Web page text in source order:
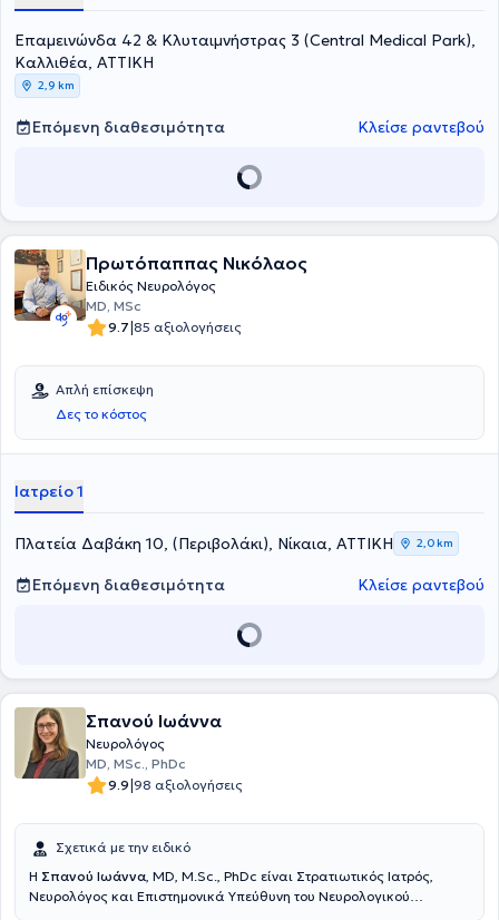
Επαμεινώνδα 42 & Κλυταιμνήστρας 3 (Central Medical Park),
Καλλιθέα, ΑΤΤΙΚΗ
2,9 km
Επόμενη διαθεσιμότητα Κλείσε ραντεβού
Πρωτόπαππας Νικόλαος
Ειδικός Νευρολόγος
MD, MSc
9.7|85 αξιολογήσεις
Απλή επίσκεψη
Δες το κόστος
Ιατρείο 1
Πλατεία Δαβάκη 10, (Περιβολάκι), Νίκαια, ΑΤΤΙΚΗ 2,0 km
Επόμενη διαθεσιμότητα Κλείσε ραντεβού
Σπανού Ιωάννα
Νευρολόγος
MD, MSc., PhDc
9.9|98 αξιολογήσεις
Σχετικά με την ειδικό
Η Σπανού Ιωάννα, MD, M.Sc., PhDc είναι Στρατιωτικός Ιατρός,
Νευρολόγος και Επιστημονικά Υπεύθυνη του Νευρολογικού